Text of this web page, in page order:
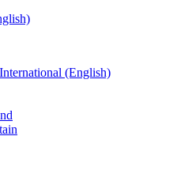
International (English)